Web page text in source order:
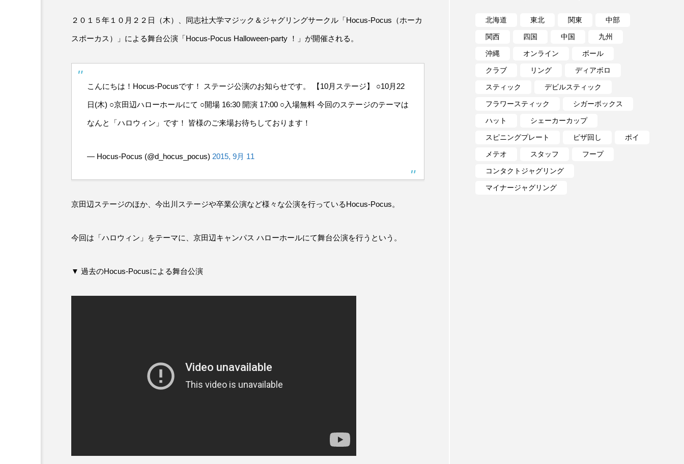
２０１５年１０月２２日（木）、同志社大学マジック＆ジャグリングサークル「Hocus-Pocus（ホーカ
スポーカス）」による舞台公演「Hocus-Pocus Halloween-party ！」が開催される。
こんにちは！Hocus-Pocusです！ ステージ公演のお知らせです。 【10月ステージ】 ○10月22
日(木) ○京田辺ハローホールにて ○開場 16:30 開演 17:00 ○入場無料 今回のステージのテーマは
なんと「ハロウィン」です！ 皆様のご来場お待ちしております！
— Hocus-Pocus (@d_hocus_pocus) 2015, 9月 11
京田辺ステージのほか、今出川ステージや卒業公演など様々な公演を行っているHocus-Pocus。
今回は「ハロウィン」をテーマに、京田辺キャンパス ハローホールにて舞台公演を行うという。
▼ 過去のHocus-Pocusによる舞台公演
北海道 東北 関東 中部
関西 四国 中国 九州
沖縄 オンライン ボール
クラブ リング ディアボロ
スティック デビルスティック
フラワースティック シガーボックス
ハット シェーカーカップ
スピニングプレート ピザ回し ポイ
メテオ スタッフ フープ
コンタクトジャグリング
マイナージャグリング